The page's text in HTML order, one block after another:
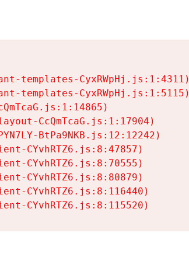
templates-CyxRWpHj.js:1:4311)
templates-CyxRWpHj.js:1:5115)
CcQmTcaG.js:1:17904)
BtPa9NKB.js:12:12242)
CYvhRTZ6.js:8:47857)
CYvhRTZ6.js:8:70555)
CYvhRTZ6.js:8:80879)
CYvhRTZ6.js:8:116440)
CYvhRTZ6.js:8:115520)